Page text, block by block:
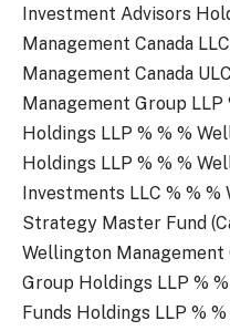
Investment Advisors
Management Canada
Management Canada
Management Group
Holdings LLP % % %
Holdings LLP % % %
Investments LLC % %
Strategy Master Fund
Wellington Management
Group Holdings LLP %
Funds Holdings LLP %